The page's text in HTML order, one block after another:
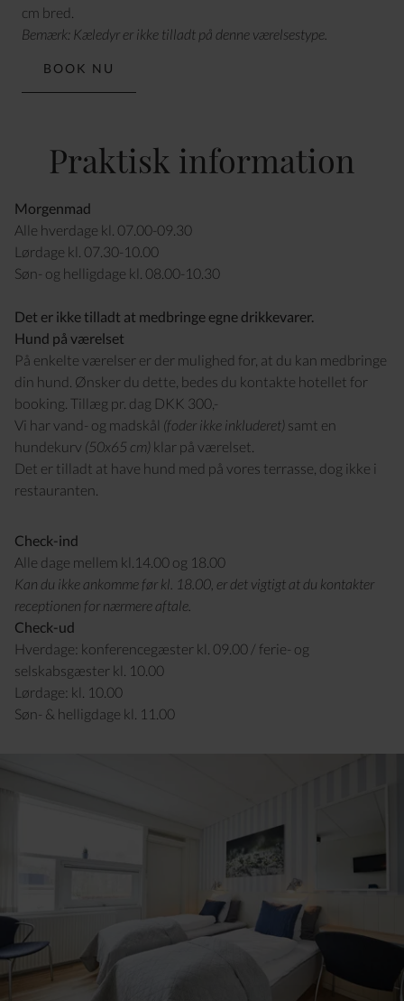
cm bred.
Bemærk: Kæledyr er ikke tilladt på denne værelsestype.
BOOK NU
Praktisk information
Morgenmad
Alle hverdage kl. 07.00-09.30
Lørdage kl. 07.30-10.00
Søn- og helligdage kl. 08.00-10.30
Det er ikke tilladt at medbringe egne drikkevarer.
Hund på værelset
På enkelte værelser er der mulighed for, at du kan medbringe
din hund. Ønsker du dette, bedes du kontakte hotellet for
booking. Tillæg pr. dag DKK 300,-
Vi har vand- og madskål (foder ikke inkluderet) samt en
hundekurv (50x65 cm) klar på værelset.
Det er tilladt at have hund med på vores terrasse, dog ikke i
restauranten.
Check-ind
Alle dage mellem kl.14.00 og 18.00
Kan du ikke ankomme før kl. 18.00, er det vigtigt at du kontakter
receptionen for nærmere aftale.
Check-ud
Hverdage: konferencegæster kl. 09.00 / ferie- og
selskabsgæster kl. 10.00
Lørdage: kl. 10.00
Søn- & helligdage kl. 11.00